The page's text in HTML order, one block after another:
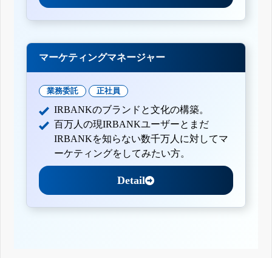
マーケティングマネージャー
業務委託 正社員
IRBANKのブランドと文化の構築。
百万人の現IRBANKユーザーとまだ
IRBANKを知らない数千万人に対してマ
ーケティングをしてみたい方。
Detail